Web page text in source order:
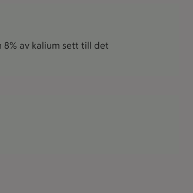
8% av kalium sett till det